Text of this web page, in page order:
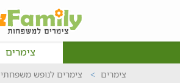
צימרים
צימרים צימרים לנופש משפחתי